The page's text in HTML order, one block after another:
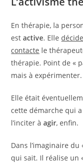
En thérapie, la
estactive. Elledécide
contacte le
thérapie. Point de «
mais à expérimenter.
Elle était
cette démarche qui
l’inciter àagir, enfin.
Dans l’imaginaire
qui sait. Il réalise un